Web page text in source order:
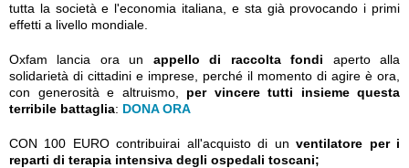
tutta la società e l'economia italiana, e sta già provocando i primi
effetti a livello mondiale.
Oxfam lancia ora un appello di raccolta fondi aperto alla
solidarietà di cittadini e imprese, perché il momento di agire è ora,
con generosità e altruismo, per vincere tutti insieme questa
terribile battaglia: DONA ORA
CON 100 EURO contribuirai all'acquisto di unventilatore per i
reparti di terapia intensiva degli ospedali toscani;